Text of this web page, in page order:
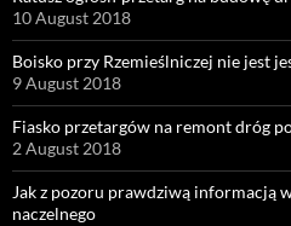
10 August 2018
Boisko przy Rzemieślniczej nie jest
9 August 2018
Fiasko przetargów na remont dróg
2 August 2018
Jak z pozoru prawdziwą informacją
naczelnego